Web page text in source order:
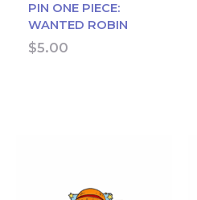
PIN ONE PIECE:
WANTED ROBIN
$5.00